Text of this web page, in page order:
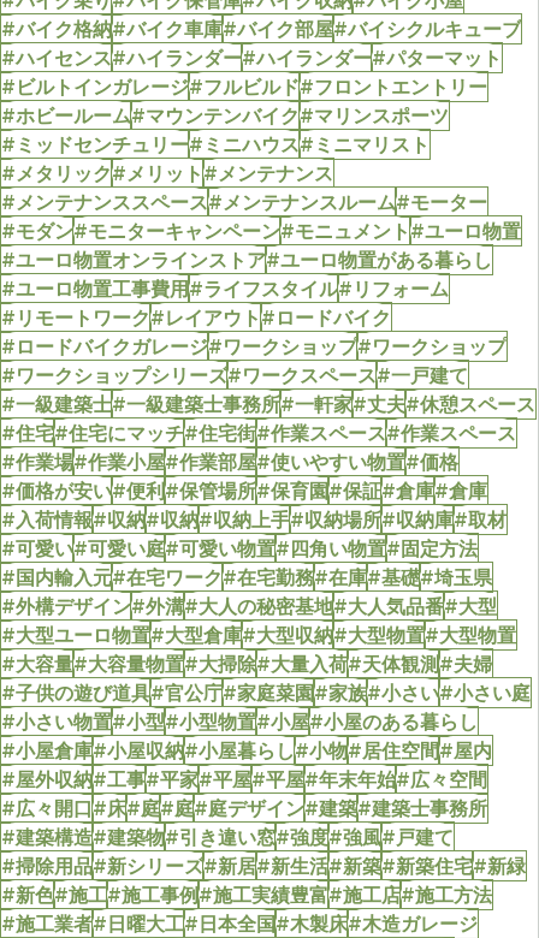
#バイク格納#バイク車庫#バイク部屋#バイシクルキューブ
#ハイセンス#ハイランダー#ハイランダー#パターマット
#ビルトインガレージ#フルビルド#フロントエントリー
#ホビールーム#マウンテンバイク#マリンスポーツ
#ミッドセンチュリー#ミニハウス#ミニマリスト
#メタリック#メリット#メンテナンス
#メンテナンススペース#メンテナンスルーム#モーター
#モダン#モニターキャンペーン#モニュメント#ユーロ物置
#ユーロ物置オンラインストア#ユーロ物置がある暮らし
#ユーロ物置工事費用#ライフスタイル#リフォーム
#リモートワーク#レイアウト#ロードバイク
#ロードバイクガレージ#ワークショップ#ワークショップ
#ワークショップシリーズ#ワークスペース#一戸建て
#一級建築士#一級建築士事務所#一軒家#丈夫#休憩スペース
#住宅#住宅にマッチ#住宅街#作業スペース#作業スペース
#作業場#作業小屋#作業部屋#使いやすい物置#価格
#価格が安い#便利#保管場所#保育園#保証#倉庫#倉庫
#入荷情報#収納#収納#収納上手#収納場所#収納庫#取材
#可愛い#可愛い庭#可愛い物置#四角い物置#固定方法
#国内輸入元#在宅ワーク#在宅勤務#在庫#基礎#埼玉県
#外構デザイン#外溝#大人の秘密基地#大人気品番#大型
#大型ユーロ物置#大型倉庫#大型収納#大型物置#大型物置
#大容量#大容量物置#大掃除#大量入荷#天体観測#夫婦
#子供の遊び道具#官公庁#家庭菜園#家族#小さい#小さい庭
#小さい物置#小型#小型物置#小屋#小屋のある暮らし
#小屋倉庫#小屋収納#小屋暮らし#小物#居住空間#屋内
#屋外収納#工事#平家#平屋#平屋#年末年始#広々空間
#広々開口#床#庭#庭#庭デザイン#建築#建築士事務所
#建築構造#建築物#引き違い窓#強度#強風#戸建て
#掃除用品#新シリーズ#新居#新生活#新築#新築住宅#新緑
#新色#施工#施工事例#施工実績豊富#施工店#施工方法
#施工業者#日曜大工#日本全国#木製床#木造ガレージ